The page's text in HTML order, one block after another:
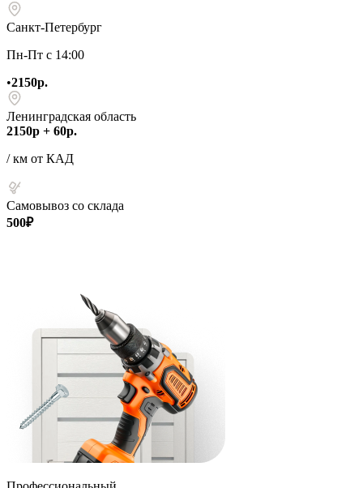
Санкт-Петербург
Пн-Пт с 14:00
•2150р.
Ленинградская область
2150р + 60р.
/ км от КАД
Самовывоз со склада
500₽